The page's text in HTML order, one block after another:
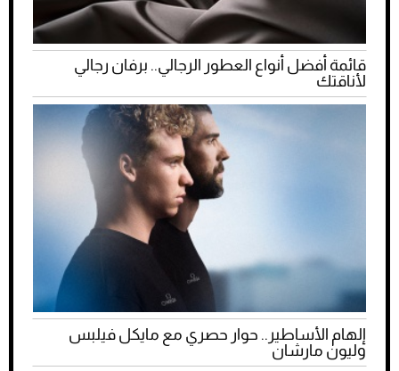
قائمة أفضل أنواع العطور الرجالي.. برفان رجالي
لأناقتك
إلهام الأساطير.. حوار حصري مع مايكل فيلبس
وليون مارشان